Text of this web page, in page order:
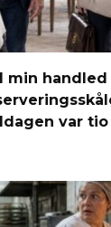
min
var tio